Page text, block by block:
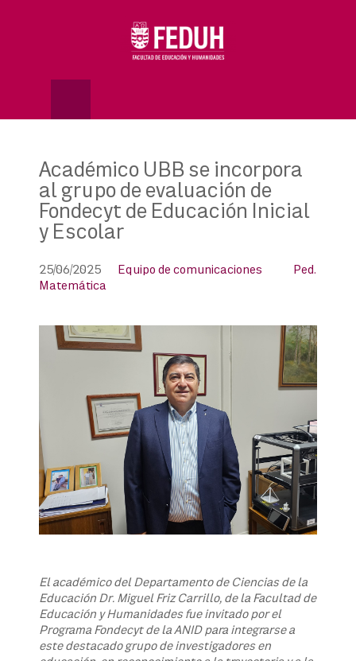
Académico UBB se incorpora
al grupo de evaluación de
Fondecyt de Educación Inicial
y Escolar
25/06/2025 Equipo de comunicaciones
Ped.
Matemática
El académico del Departamento de Ciencias de la
Educación Dr. Miguel Friz Carrillo, de la Facultad de
Educación y Humanidades fue invitado por el
Programa Fondecyt de la ANID para integrarse a
este destacado grupo de investigadores en